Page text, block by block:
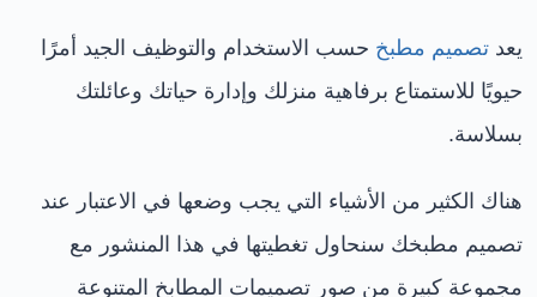
يعد تصميم مطبخ حسب الاستخدام والتوظيف الجيد أمرًا
حيويًا للاستمتاع برفاهية منزلك وإدارة حياتك وعائلتك
بسلاسة.
هناك الكثير من الأشياء التي يجب وضعها في الاعتبار عند
تصميم مطبخك سنحاول تغطيتها في هذا المنشور مع
مجموعة كبيرة من صور تصميمات المطابخ المتنوعة